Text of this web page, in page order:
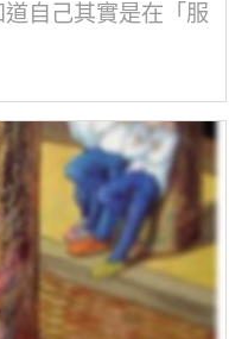
自己其實是在「服